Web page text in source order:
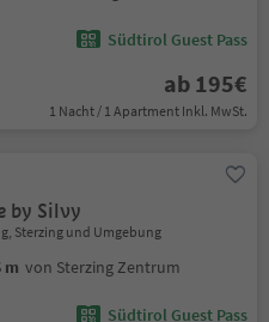
Südtirol Guest Pass
ab 195€
1 Nacht / 1 Apartment Inkl. MwSt.
by Silvy
Sterzing und Umgebung
m von Sterzing Zentrum
Südtirol Guest Pass